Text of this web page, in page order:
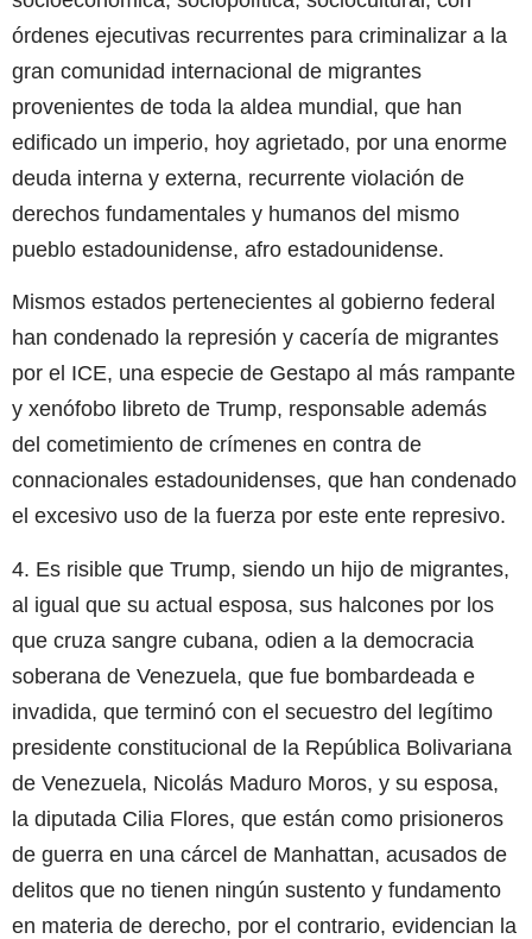
órdenes ejecutivas recurrentes para criminalizar a la
gran comunidad internacional de migrantes
provenientes de toda la aldea mundial, que han
edificado un imperio, hoy agrietado, por una enorme
deuda interna y externa, recurrente violación de
derechos fundamentales y humanos del mismo
pueblo estadounidense, afro estadounidense.
Mismos estados pertenecientes al gobierno federal
han condenado la represión y cacería de migrantes
por el ICE, una especie de Gestapo al más rampante
y xenófobo libreto de Trump, responsable además
del cometimiento de crímenes en contra de
connacionales estadounidenses, que han condenado
el excesivo uso de la fuerza por este ente represivo.
4. Es risible que Trump, siendo un hijo de migrantes,
al igual que su actual esposa, sus halcones por los
que cruza sangre cubana, odien a la democracia
soberana de Venezuela, que fue bombardeada e
invadida, que terminó con el secuestro del legítimo
presidente constitucional de la República Bolivariana
de Venezuela, Nicolás Maduro Moros, y su esposa,
la diputada Cilia Flores, que están como prisioneros
de guerra en una cárcel de Manhattan, acusados de
delitos que no tienen ningún sustento y fundamento
en materia de derecho, por el contrario, evidencian la